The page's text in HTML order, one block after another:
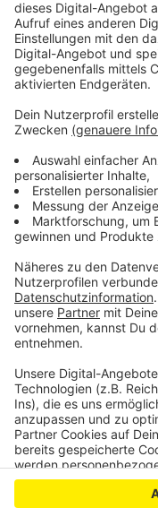
Anzeige
verurteilten
einzusetzen.
vorliegen und auch
öffentlich gemacht
Priester war 1972
Minderjährigen
Ansprechpartner
Dr. rer. med. Emil
Frau Hildegard Arz,
Anzeige
Anzeige